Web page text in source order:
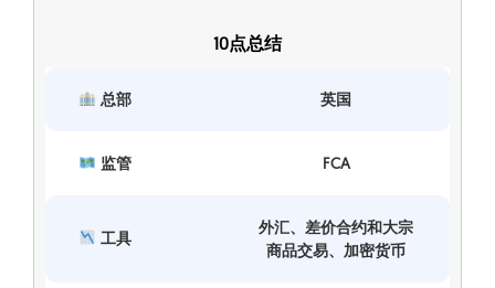
10点总结
总部 英国
监管 FCA
工具
外汇、差价合约和大宗
商品交易、加密货币